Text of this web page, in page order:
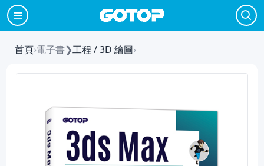
首頁›電子書❯工程 / 3D 繪圖›